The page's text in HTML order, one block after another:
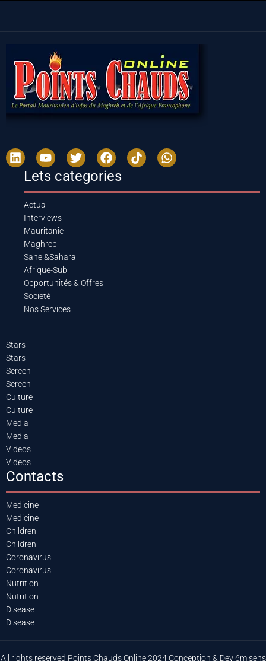
Lets categories
Actua
Interviews
Mauritanie
Maghreb
Sahel&Sahara
Afrique-Sub
Opportunités & Offres
Societé
Nos Services
Stars
Stars
Screen
Screen
Culture
Culture
Media
Media
Videos
Videos
Contacts
Medicine
Medicine
Children
Children
Coronavirus
Coronavirus
Nutrition
Nutrition
Disease
Disease
All rights reserved Points Chauds Online 2024 Conception & Dev 6m sens